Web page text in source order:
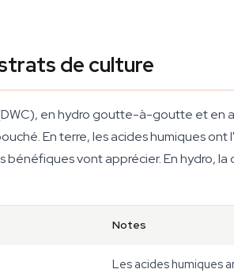
de culture
en hydro goutte-à-goutte et en
En terre, les acides humiques
vont apprécier. En hydro,
Notes
Les acides humiques